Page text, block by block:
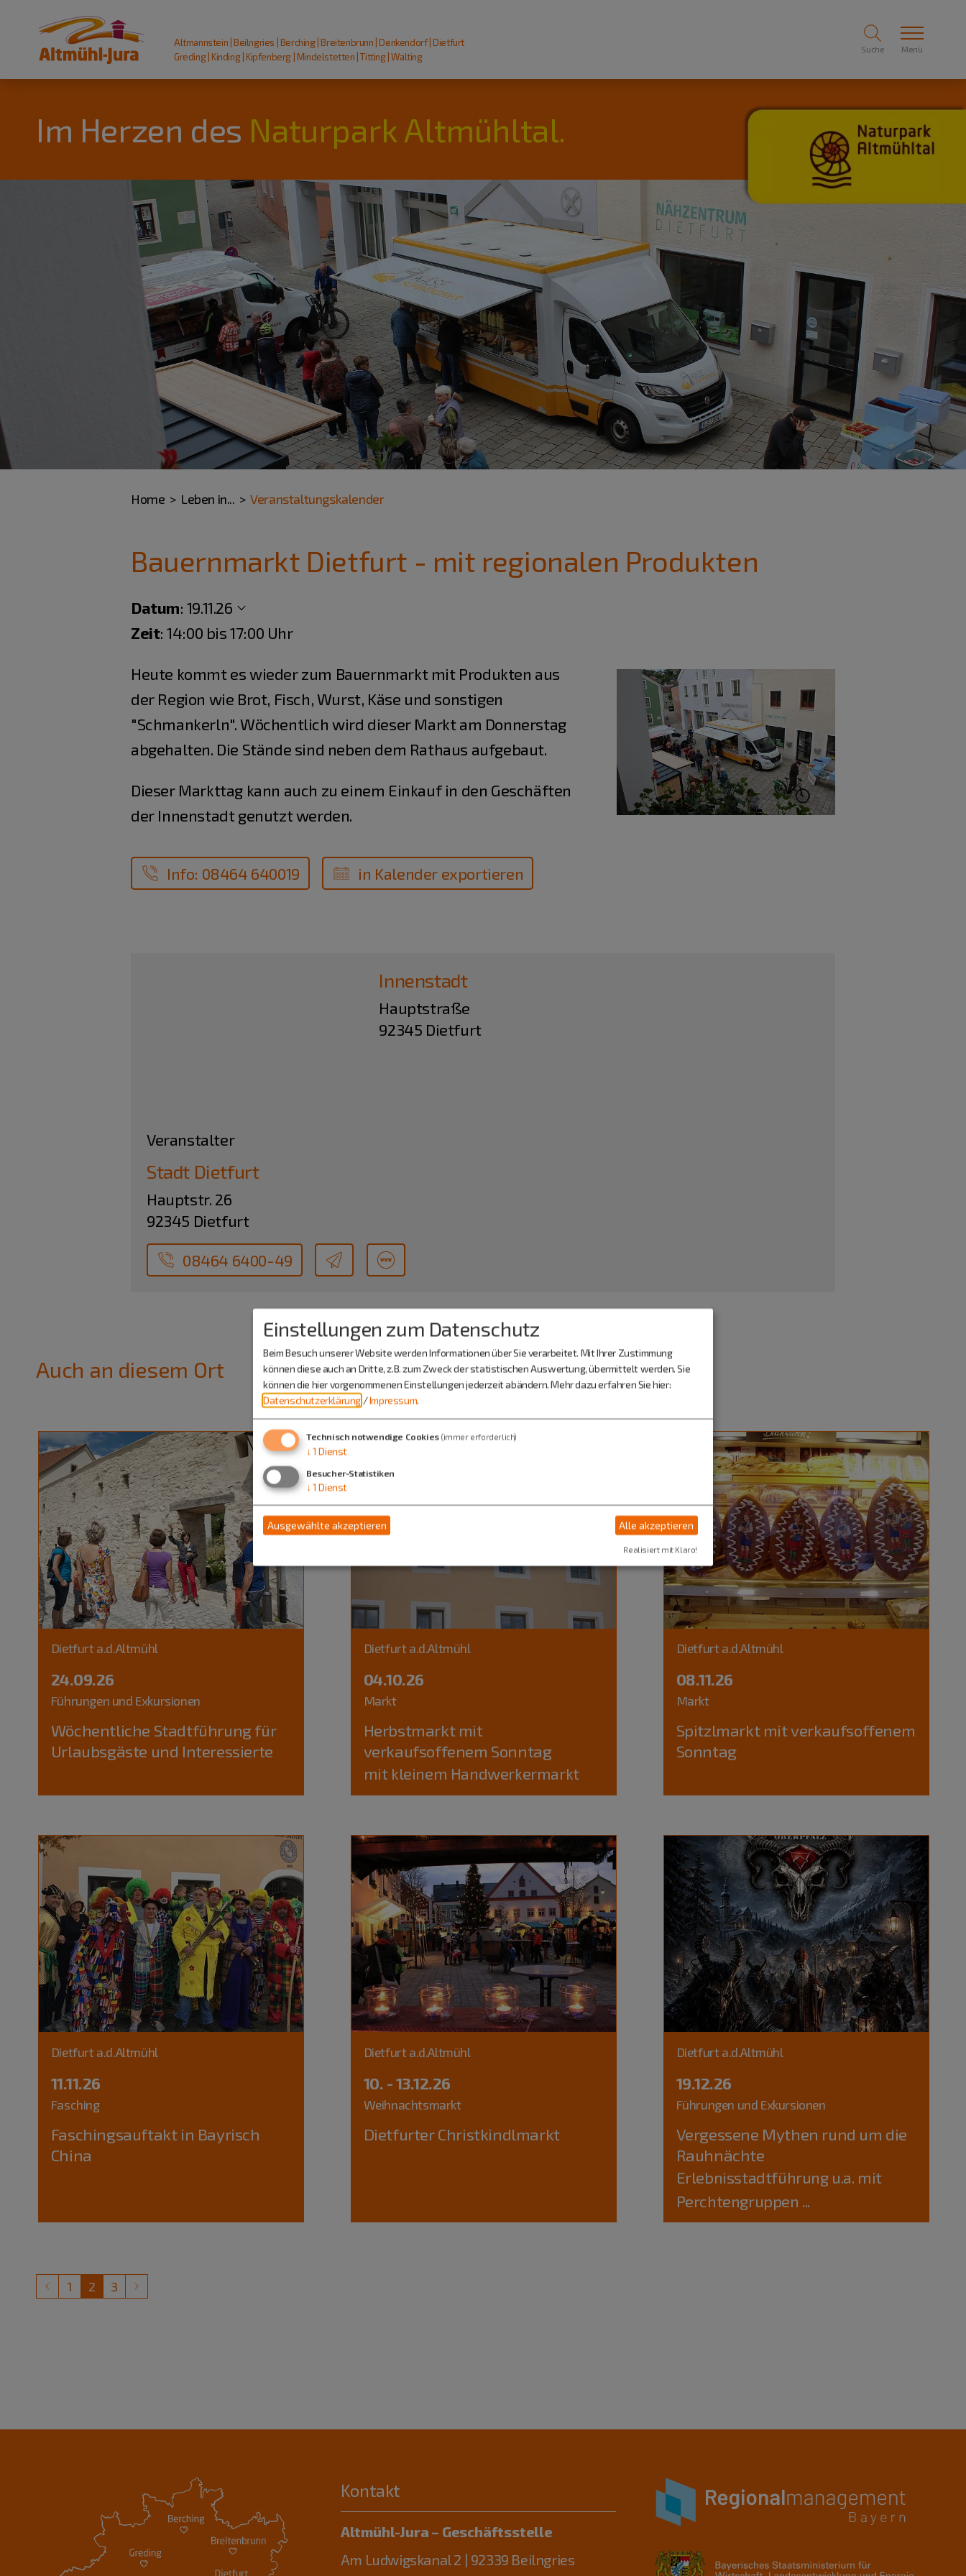
Altmannstein | Beilngries | Berching | Breitenbrunn | Denkendorf | Dietfurt
Greding | Kinding | Kipfenberg | Mindelstetten | Titting | Walting
Suche Menü
Im Herzen des Naturpark Altmühltal.
Home Leben in... Veranstaltungskalender
Bauernmarkt Dietfurt - mit regionalen Produkten
Datum: 19.11.26
Zeit: 14:00 bis 17:00 Uhr
Heute kommt es wieder zum Bauernmarkt mit Produkten aus
der Region wie Brot, Fisch, Wurst, Käse und sonstigen
"Schmankerln". Wöchentlich wird dieser Markt am Donnerstag
abgehalten. Die Stände sind neben dem Rathaus aufgebaut.
Dieser Markttag kann auch zu einem Einkauf in den Geschäften
der Innenstadt genutzt werden.
Info: 08464 640019 in Kalender exportieren
Innenstadt
Hauptstraße
92345 Dietfurt
Veranstalter
Stadt Dietfurt
Hauptstr. 26
92345 Dietfurt
08464 6400-49
Auch an diesem Ort
Dietfurt a.d.Altmühl
24.09.26
Führungen und Exkursionen
Wöchentliche Stadtführung für
Urlaubsgäste und Interessierte
Dietfurt a.d.Altmühl
04.10.26
Markt
Herbstmarkt mit
verkaufsoffenem Sonntag
mit kleinem Handwerkermarkt
Dietfurt a.d.Altmühl
08.11.26
Markt
Spitzlmarkt mit verkaufsoffenem
Sonntag
Dietfurt a.d.Altmühl
11.11.26
Fasching
Faschingsauftakt in Bayrisch
China
Dietfurt a.d.Altmühl
10. - 13.12.26
Weihnachtsmarkt
Dietfurter Christkindlmarkt
Dietfurt a.d.Altmühl
19.12.26
Führungen und Exkursionen
Vergessene Mythen rund um die
Rauhnächte
Erlebnisstadtführung u.a. mit
Perchtengruppen ...
1 2 3
Kontakt
Altmühl-Jura – Geschäftsstelle
Am Ludwigskanal 2 | 92339 Beilngries
Einstellungen zum Datenschutz
Beim Besuch unserer Website werden Informationen über Sie verarbeitet. Mit Ihrer Zustimmung
können diese auch an Dritte, z.B. zum Zweck der statistischen Auswertung, übermittelt werden. Sie
können die hier vorgenommenen Einstellungen jederzeit abändern. Mehr dazu erfahren Sie hier:
Datenschutzerklärung /Impressum.
Technisch notwendige Cookies (immer erforderlich)
↓ 1 Dienst
Besucher-Statistiken
↓ 1 Dienst
Ausgewählte akzeptieren Alle akzeptieren
Realisiert mit Klaro!